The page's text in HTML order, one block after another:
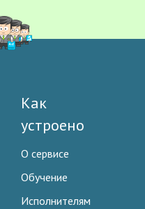
Как
устроено
О сервисе
Обучение
Исполнителям